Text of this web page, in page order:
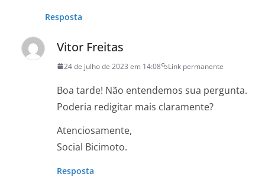
Resposta
Vitor Freitas
24 de julho de 2023 em 14:08 Link permanente
Boa tarde! Não entendemos sua pergunta.
Poderia redigitar mais claramente?
Atenciosamente,
Social Bicimoto.
Resposta